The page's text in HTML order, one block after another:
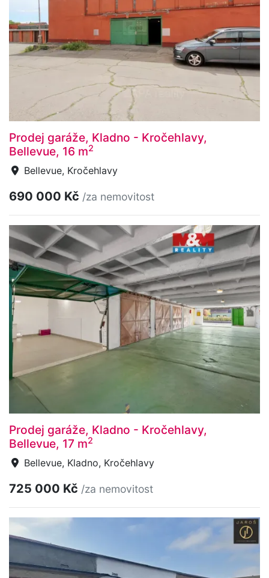
Prodej garáže, Kladno - Kročehlavy,
Bellevue, 16 m2
Bellevue, Kročehlavy
690 000 Kč /za nemovitost
Prodej garáže, Kladno - Kročehlavy,
Bellevue, 17 m2
Bellevue, Kladno, Kročehlavy
725 000 Kč /za nemovitost